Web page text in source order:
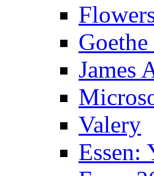
James
Valery
Essen: